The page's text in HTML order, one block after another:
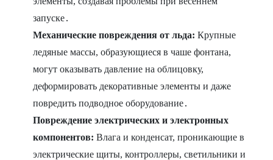
запуске․
Механические повреждения от льда: Крупные
ледяные массы, образующиеся в чаше фонтана,
могут оказывать давление на облицовку,
деформировать декоративные элементы и даже
повредить подводное оборудование․
Повреждение электрических и электронных
компонентов: Влага и конденсат, проникающие в
электрические щиты, контроллеры, светильники и